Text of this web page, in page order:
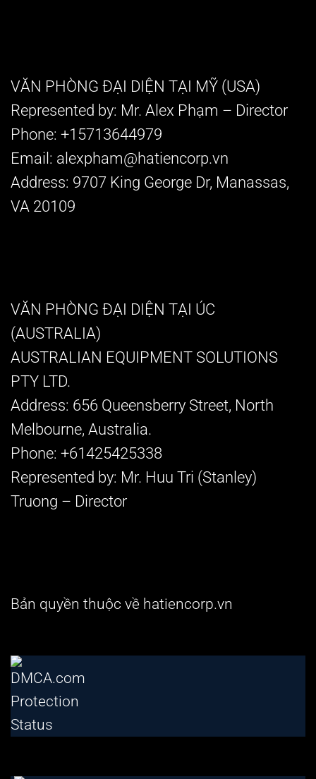
VĂN PHÒNG ĐẠI DIỆN TẠI MỸ (USA)
Represented by: Mr. Alex Phạm – Director
Phone: +15713644979
Email: alexpham@hatiencorp.vn
Address: 9707 King George Dr, Manassas,
VA 20109
VĂN PHÒNG ĐẠI DIỆN TẠI ÚC
(AUSTRALIA)
AUSTRALIAN EQUIPMENT SOLUTIONS
PTY LTD.
Address: 656 Queensberry Street, North
Melbourne, Australia.
Phone: +61425425338
Represented by: Mr. Huu Tri (Stanley)
Truong – Director
Bản quyền thuộc về hatiencorp.vn